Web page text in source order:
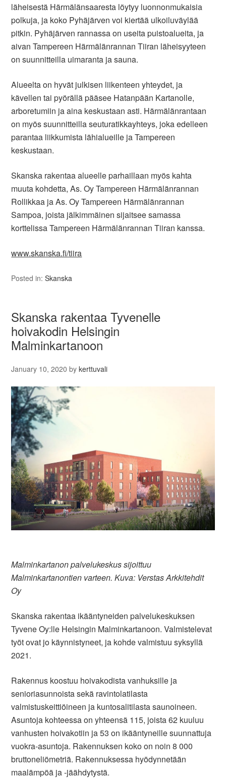
läheisestä Härmälänsaaresta löytyy luonnonmukaisia
polkuja, ja koko Pyhäjärven voi kiertää ulkoiluväylää
pitkin. Pyhäjärven rannassa on useita puistoalueita, ja
aivan Tampereen Härmälänrannan Tiiran läheisyyteen
on suunnitteilla uimaranta ja sauna.
Alueelta on hyvät julkisen liikenteen yhteydet, ja
kävellen tai pyörällä pääsee Hatanpään Kartanolle,
arboretumiin ja aina keskustaan asti. Härmälänrantaan
on myös suunnitteilla seuturatikkayhteys, joka edelleen
parantaa liikkumista lähialueille ja Tampereen
keskustaan.
Skanska rakentaa alueelle parhaillaan myös kahta
muuta kohdetta, As. Oy Tampereen Härmälänrannan
Rollikkaa ja As. Oy Tampereen Härmälänrannan
Sampoa, joista jälkimmäinen sijaitsee samassa
korttelissa Tampereen Härmälänrannan Tiiran kanssa.
www.skanska.fi/tiira
Posted in:Skanska
Skanska rakentaa Tyvenelle
hoivakodin Helsingin
Malminkartanoon
January 10, 2020 bykerttuvali
Malminkartanon palvelukeskus sijoittuu
Malminkartanontien varteen. Kuva: Verstas Arkkitehdit
Oy
Skanska rakentaa ikääntyneiden palvelukeskuksen
Tyvene Oy:lle Helsingin Malminkartanoon. Valmistelevat
työt ovat jo käynnistyneet, ja kohde valmistuu syksyllä
2021.
Rakennus koostuu hoivakodista vanhuksille ja
senioriasunnoista sekä ravintolatilasta
valmistuskeittiöineen ja kuntosalitilasta saunoineen.
Asuntoja kohteessa on yhteensä 115, joista 62 kuuluu
vanhusten hoivakotiin ja 53 on ikääntyneille suunnattuja
vuokra-asuntoja. Rakennuksen koko on noin 8 000
bruttoneliömetriä. Rakennuksessa hyödynnetään
maalämpöä ja -jäähdytystä.